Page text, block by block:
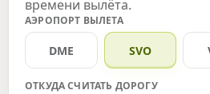
времени вылёта.
АЭРОПОРТ ВЫЛЕТА
DME SVO
ОТКУДА СЧИТАТЬ ДОРОГУ